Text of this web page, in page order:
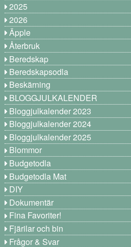
2025
2026
Äpple
Återbruk
Beredskap
Beredskapsodla
Beskärning
BLOGGJULKALENDER
Bloggjulkalender 2023
Bloggjulkalender 2024
Bloggjulkalender 2025
Blommor
Budgetodla
Budgetodla Mat
DIY
Dokumentär
Fina Favoriter!
Fjärilar och bin
Frågor & Svar